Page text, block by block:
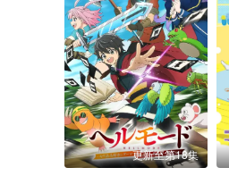
更新至第18集